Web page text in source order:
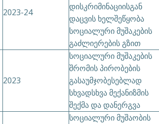
2023-24
დისკრიმინაციისგან
დაცვის ხელშეწყობა
სოციალური მუშაკების
გაძლიერების გზით
2023
სოციალური მუშაკების
შრომის პირობების
გასაუმჯობესებლად
სხვადსხვა მექანიზმის
შექმა და დანერგვა
სოციალური მუშაობის